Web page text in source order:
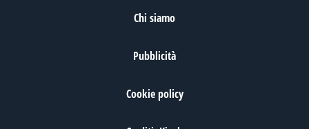
Chi siamo
Pubblicità
Cookie policy